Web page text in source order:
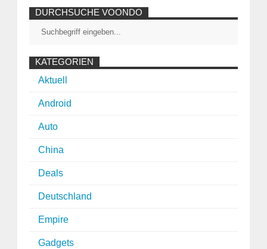
DURCHSUCHE VOONDO
KATEGORIEN
Aktuell
Android
Auto
China
Deals
Deutschland
Empire
Gadgets